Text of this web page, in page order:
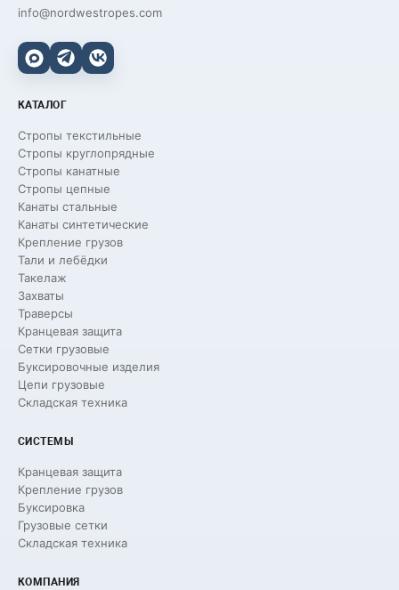
info@nordwestropes.com
КАТАЛОГ
Стропы текстильные
Стропы круглопрядные
Стропы канатные
Стропы цепные
Канаты стальные
Канаты синтетические
Крепление грузов
Тали и лебёдки
Такелаж
Захваты
Траверсы
Кранцевая защита
Сетки грузовые
Буксировочные изделия
Цепи грузовые
Складская техника
СИСТЕМЫ
Кранцевая защита
Крепление грузов
Буксировка
Грузовые сетки
Складская техника
КОМПАНИЯ